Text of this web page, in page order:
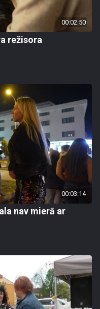
00:02:50
režisora
00:03:14
nav mierā ar